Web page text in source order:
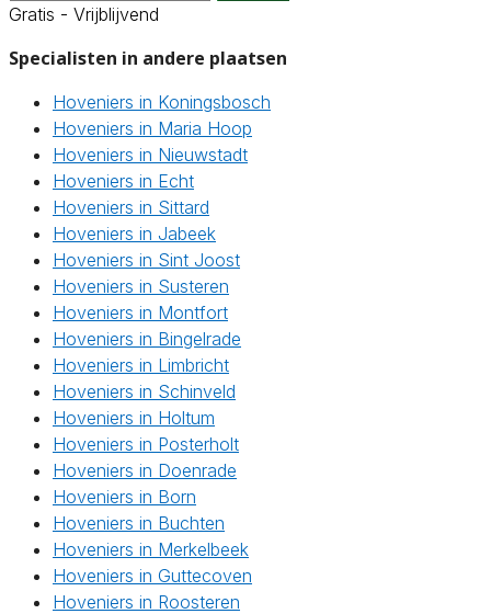
Gratis - Vrijblijvend
Specialisten in andere plaatsen
Hoveniers in Koningsbosch
Hoveniers in Maria Hoop
Hoveniers in Nieuwstadt
Hoveniers in Echt
Hoveniers in Sittard
Hoveniers in Jabeek
Hoveniers in Sint Joost
Hoveniers in Susteren
Hoveniers in Montfort
Hoveniers in Bingelrade
Hoveniers in Limbricht
Hoveniers in Schinveld
Hoveniers in Holtum
Hoveniers in Posterholt
Hoveniers in Doenrade
Hoveniers in Born
Hoveniers in Buchten
Hoveniers in Merkelbeek
Hoveniers in Guttecoven
Hoveniers in Roosteren